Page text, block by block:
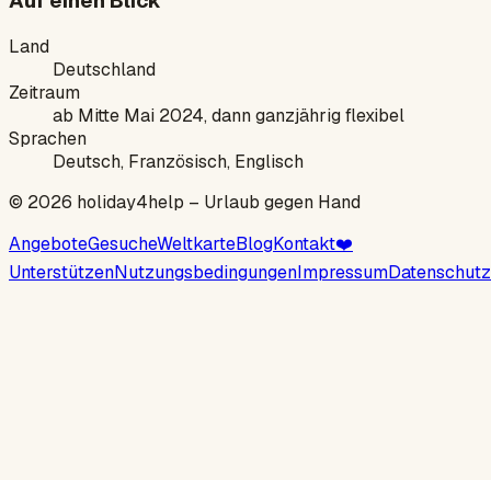
Land
Deutschland
Zeitraum
ab Mitte Mai 2024, dann ganzjährig flexibel
Sprachen
Deutsch, Französisch, Englisch
© 2026 holiday4help – Urlaub gegen Hand
AngeboteGesucheWeltkarteBlogKontakt❤️
UnterstützenNutzungsbedingungenImpressumDatenschutz